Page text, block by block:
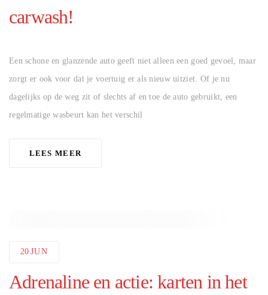
carwash!
Een schone en glanzende auto geeft niet alleen een goed gevoel, maar
zorgt er ook voor dat je voertuig er als nieuw uitziet. Of je nu
dagelijks op de weg zit of slechts af en toe de auto gebruikt, een
regelmatige wasbeurt kan het verschil
LEES MEER
20 JUN
Adrenaline en actie: karten in het